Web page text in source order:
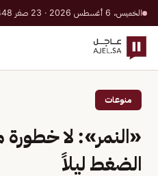
الخميس، 6 أغسطس 2026 · 23 صفر 1448 هـ
منوعات
«النمر»: لا خطورة
الضغط ليلاً